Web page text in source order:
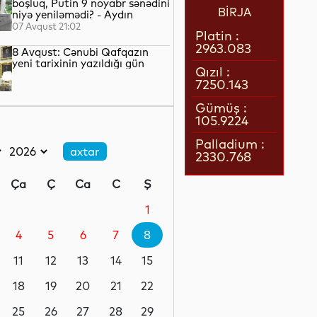
boşluq, Putin 9 noyabr sənədini
niyə yeniləmədi? - Aydın
QULİYEV yazır...
07 Avqust 21:02
8 Avqust: Cənubi Qafqazın
yeni tarixinin yazıldığı gün
konturları
Paşinyan niyə üzr istəmişdi?
07 Avqust 20:41
ÜST legioner xəstəliyinin
07 Avqust 20:17
Ça Ç Ca C
Ş
1
4 5 6 7
8
11 12 13 14
15
18 19 20 21
22
25 26 27 28
29
BİRJA
Platin :
2963.083
Qızıl :
7250.143
Gümüş :
105.9224
Palladium :
2330.768